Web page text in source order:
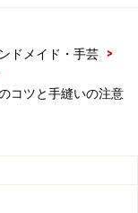
つ折り縫いを目
手縫い（流し&
ゃれなマイ風呂
ドメイド・手芸
>
コツと手縫いの注意